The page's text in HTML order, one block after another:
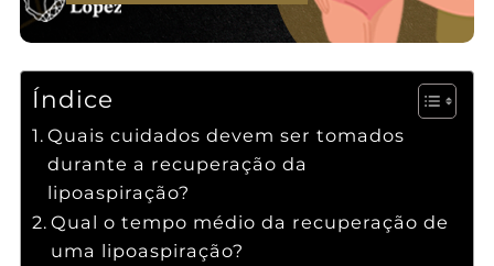
Índice
Quais cuidados devem ser tomados
durante a recuperação da
lipoaspiração?
Qual o tempo médio da recuperação de
uma lipoaspiração?